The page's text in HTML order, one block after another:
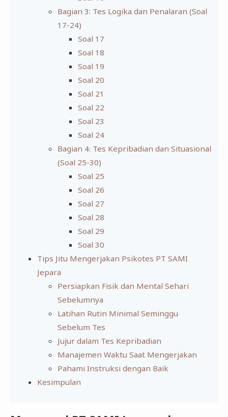
Bagian 3: Tes Logika dan Penalaran (Soal
17-24)
Soal 17
Soal 18
Soal 19
Soal 20
Soal 21
Soal 22
Soal 23
Soal 24
Bagian 4: Tes Kepribadian dan Situasional
(Soal 25-30)
Soal 25
Soal 26
Soal 27
Soal 28
Soal 29
Soal 30
Tips Jitu Mengerjakan Psikotes PT SAMI
Jepara
Persiapkan Fisik dan Mental Sehari
Sebelumnya
Latihan Rutin Minimal Seminggu
Sebelum Tes
Jujur dalam Tes Kepribadian
Manajemen Waktu Saat Mengerjakan
Pahami Instruksi dengan Baik
Kesimpulan